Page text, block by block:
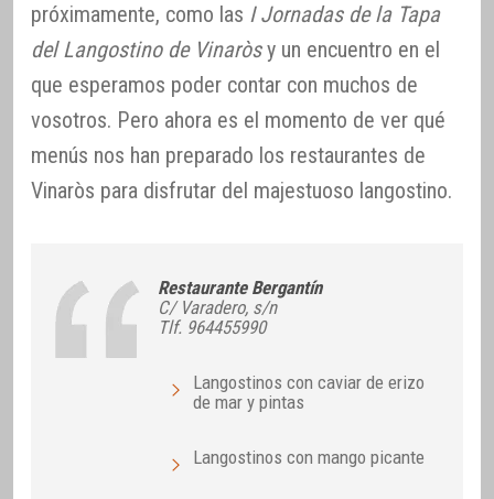
próximamente, como las I Jornadas de la Tapa
del Langostino de Vinaròsy un encuentro en el
que esperamos poder contar con muchos de
vosotros. Pero ahora es el momento de ver qué
menús nos han preparado los restaurantes de
Vinaròs para disfrutar del majestuoso langostino.
Restaurante Bergantín
C/ Varadero, s/n
Tlf. 964455990
Langostinos con caviar de erizo
de mar y pintas
Langostinos con mango picante